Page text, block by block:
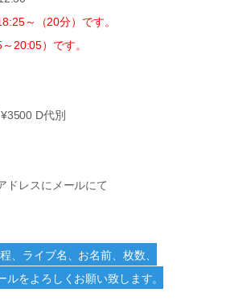
～（20分）です。
20:05）です。
D代別
ドレスにメールにて
、ライブ名、お名前、枚数、
ルをよろしくお願い致します。